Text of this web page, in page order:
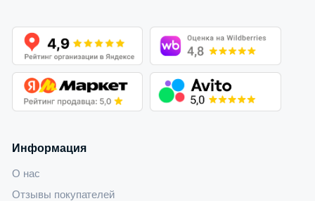
Информация
О нас
Отзывы покупателей